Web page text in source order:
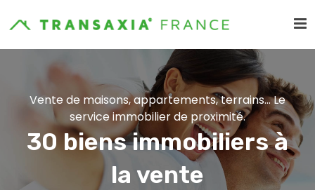
Vente de maisons, appartements, terrains... Le
service immobilier de proximité.
30 biens immobiliers à
la vente